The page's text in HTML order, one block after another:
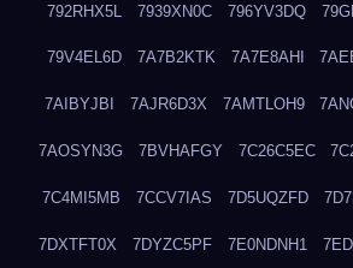
792RHX5L 7939XN0C 796YV3DQ
79V4EL6D 7A7B2KTK 7A7E8AHI
7AIBYJBI 7AJR6D3X 7AMTLOH9
7AOSYN3G 7BVHAFGY 7C26C5EC
7C4MI5MB 7CCV7IAS 7D5UQZFD
7DXTFT0X 7DYZC5PF 7E0NDNH1